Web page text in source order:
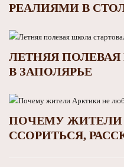
РЕАЛИЯМИ В
ЛЕТНЯЯ
В ЗАПОЛЯРЬЕ
ПОЧЕМУ ЖИТЕЛИ
ССОРИТЬСЯ,